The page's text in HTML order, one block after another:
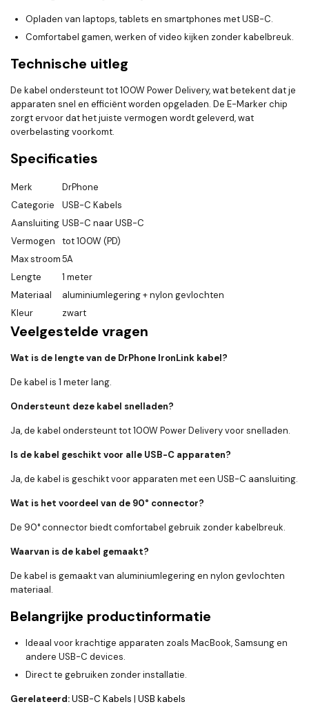
Opladen van laptops, tablets en smartphones met USB-C.
Comfortabel gamen, werken of video kijken zonder kabelbreuk.
Technische uitleg
De kabel ondersteunt tot 100W Power Delivery, wat betekent dat je
apparaten snel en efficiënt worden opgeladen. De E-Marker chip
zorgt ervoor dat het juiste vermogen wordt geleverd, wat
overbelasting voorkomt.
Specificaties
Merk
DrPhone
Categorie
USB-C Kabels
Aansluiting USB-C naar USB-C
Vermogen
tot 100W (PD)
Max stroom5A
Lengte
1 meter
Materiaal
aluminiumlegering + nylon gevlochten
Kleur
zwart
Veelgestelde vragen
Wat is de lengte van de DrPhone IronLink kabel?
De kabel is 1 meter lang.
Ondersteunt deze kabel snelladen?
Ja, de kabel ondersteunt tot 100W Power Delivery voor snelladen.
Is de kabel geschikt voor alle USB-C apparaten?
Ja, de kabel is geschikt voor apparaten met een USB-C aansluiting.
Wat is het voordeel van de 90° connector?
De 90° connector biedt comfortabel gebruik zonder kabelbreuk.
Waarvan is de kabel gemaakt?
De kabel is gemaakt van aluminiumlegering en nylon gevlochten
materiaal.
Belangrijke productinformatie
Ideaal voor krachtige apparaten zoals MacBook, Samsung en
andere USB-C devices.
Direct te gebruiken zonder installatie.
Gerelateerd:USB-C Kabels | USB kabels